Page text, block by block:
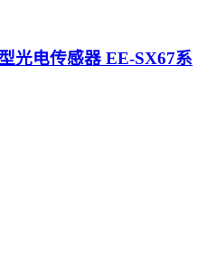
光电传感器 EE-SX67系